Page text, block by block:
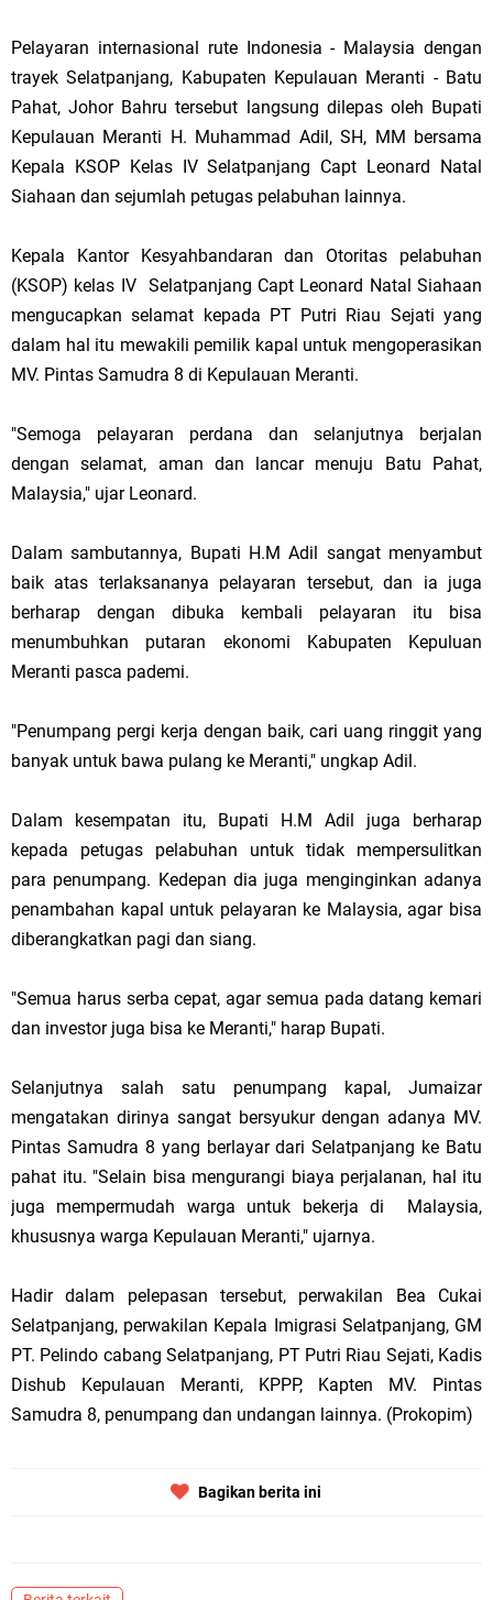
Pelayaran internasional rute Indonesia - Malaysia dengan
trayek Selatpanjang, Kabupaten Kepulauan Meranti - Batu
Pahat, Johor Bahru tersebut langsung dilepas oleh Bupati
Kepulauan Meranti H. Muhammad Adil, SH, MM bersama
Kepala KSOP Kelas IV Selatpanjang Capt Leonard Natal
Siahaan dan sejumlah petugas pelabuhan lainnya.
Kepala Kantor Kesyahbandaran dan Otoritas pelabuhan
(KSOP) kelas IV Selatpanjang Capt Leonard Natal Siahaan
mengucapkan selamat kepada PT Putri Riau Sejati yang
dalam hal itu mewakili pemilik kapal untuk mengoperasikan
MV. Pintas Samudra 8 di Kepulauan Meranti.
"Semoga pelayaran perdana dan selanjutnya berjalan
dengan selamat, aman dan lancar menuju Batu Pahat,
Malaysia," ujar Leonard.
Dalam sambutannya, Bupati H.M Adil sangat menyambut
baik atas terlaksananya pelayaran tersebut, dan ia juga
berharap dengan dibuka kembali pelayaran itu bisa
menumbuhkan putaran ekonomi Kabupaten Kepuluan
Meranti pasca pademi.
"Penumpang pergi kerja dengan baik, cari uang ringgit yang
banyak untuk bawa pulang ke Meranti," ungkap Adil.
Dalam kesempatan itu, Bupati H.M Adil juga berharap
kepada petugas pelabuhan untuk tidak mempersulitkan
para penumpang. Kedepan dia juga menginginkan adanya
penambahan kapal untuk pelayaran ke Malaysia, agar bisa
diberangkatkan pagi dan siang.
"Semua harus serba cepat, agar semua pada datang kemari
dan investor juga bisa ke Meranti," harap Bupati.
Selanjutnya salah satu penumpang kapal, Jumaizar
mengatakan dirinya sangat bersyukur dengan adanya MV.
Pintas Samudra 8 yang berlayar dari Selatpanjang ke Batu
pahat itu. "Selain bisa mengurangi biaya perjalanan, hal itu
juga mempermudah warga untuk bekerja di Malaysia,
khususnya warga Kepulauan Meranti," ujarnya.
Hadir dalam pelepasan tersebut, perwakilan Bea Cukai
Selatpanjang, perwakilan Kepala Imigrasi Selatpanjang, GM
PT. Pelindo cabang Selatpanjang, PT Putri Riau Sejati, Kadis
Dishub Kepulauan Meranti, KPPP, Kapten MV. Pintas
Samudra 8, penumpang dan undangan lainnya. (Prokopim)
Bagikan berita ini